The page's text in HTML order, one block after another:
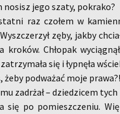
no­sisz jego szaty, po­kra­ko?
raz czo­łem w
zęby, jakby
kro­ków. Chło­pak
się i łyp­nę­ła
pod­wa­żać moje
za­drżał – dzie­dzi­cem
się po po­miesz­cze­niu.